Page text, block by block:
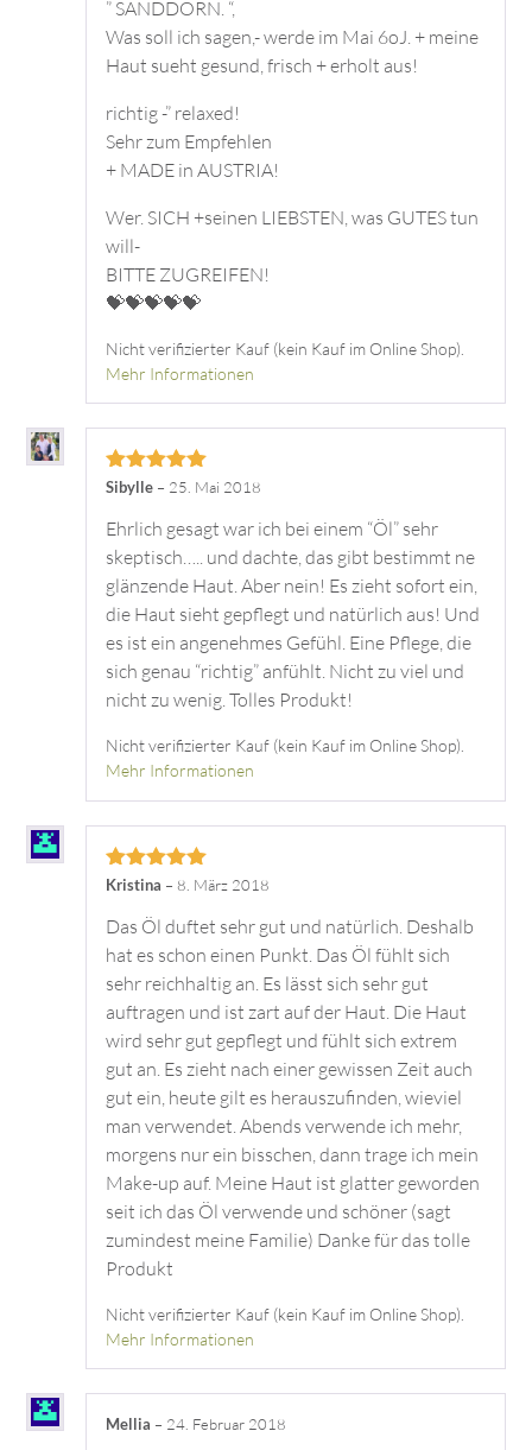
” SANDDORN. “,
Was soll ich sagen,- werde im Mai 6oJ. + meine
Haut sueht gesund, frisch + erholt aus!
richtig -” relaxed!
Sehr zum Empfehlen
+ MADE in AUSTRIA!
Wer. SICH +seinen LIEBSTEN, was GUTES tun
will-
BITTE ZUGREIFEN!
💝💝💝💝💝
Nicht verifizierter Kauf (kein Kauf im Online Shop).
Mehr Informationen
Bewertet mit
Sibylle – 25. Mai 2018
Ehrlich gesagt war ich bei einem “Öl” sehr
skeptisch….. und dachte, das gibt bestimmt ne
glänzende Haut. Aber nein! Es zieht sofort ein,
die Haut sieht gepflegt und natürlich aus! Und
es ist ein angenehmes Gefühl. Eine Pflege, die
sich genau “richtig” anfühlt. Nicht zu viel und
nicht zu wenig. Tolles Produkt!
Nicht verifizierter Kauf (kein Kauf im Online Shop).
Mehr Informationen
Bewertet mit
Kristina – 8. März 2018
Das Öl duftet sehr gut und natürlich. Deshalb
hat es schon einen Punkt. Das Öl fühlt sich
sehr reichhaltig an. Es lässt sich sehr gut
auftragen und ist zart auf der Haut. Die Haut
wird sehr gut gepflegt und fühlt sich extrem
gut an. Es zieht nach einer gewissen Zeit auch
gut ein, heute gilt es herauszufinden, wieviel
man verwendet. Abends verwende ich mehr,
morgens nur ein bisschen, dann trage ich mein
Make-up auf. Meine Haut ist glatter geworden
seit ich das Öl verwende und schöner (sagt
zumindest meine Familie) Danke für das tolle
Produkt
Nicht verifizierter Kauf (kein Kauf im Online Shop).
Mehr Informationen
Mellia – 24. Februar 2018